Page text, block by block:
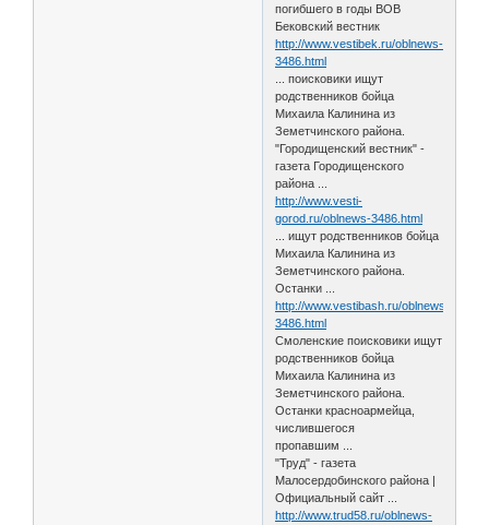
погибшего в годы ВОВ
Бековский вестник
http://www.vestibek.ru/oblnews-
3486.html
... поисковики ищут
родственников бойца
Михаила Калинина из
Земетчинского района.
"Городищенский вестник" -
газета Городищенского
района ...
http://www.vesti-
gorod.ru/oblnews-3486.html
... ищут родственников бойца
Михаила Калинина из
Земетчинского района.
Останки ...
http://www.vestibash.ru/oblnews-
3486.html
Смоленские поисковики ищут
родственников бойца
Михаила Калинина из
Земетчинского района.
Останки красноармейца,
числившегося
пропавшим ...
"Труд" - газета
Малосердобинского района |
Официальный сайт ...
http://www.trud58.ru/oblnews-